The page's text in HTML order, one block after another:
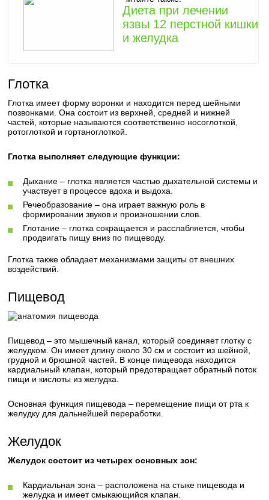
Диета при лечении
язвы 12 перстной кишки
и желудка
Глотка
Глотка имеет форму воронки и находится перед шейными
позвонками. Она состоит из верхней, средней и нижней
частей, которые называются соответственно носоглоткой,
ротоглоткой и гортаноглоткой.
Глотка выполняет следующие функции:
Дыхание – глотка является частью дыхательной системы и
участвует в процессе вдоха и выдоха.
Речеобразование – она играет важную роль в
формировании звуков и произношении слов.
Глотание – глотка сокращается и расслабляется, чтобы
продвигать пищу вниз по пищеводу.
Глотка также обладает механизмами защиты от внешних
воздействий.
Пищевод
Пищевод – это мышечный канал, который соединяет глотку с
желудком. Он имеет длину около 30 см и состоит из шейной,
грудной и брюшной частей. В конце пищевода находится
кардиальный клапан, который предотвращает обратный поток
пищи и кислоты из желудка.
Основная функция пищевода – перемещение пищи от рта к
желудку для дальнейшей переработки.
Желудок
Желудок состоит из четырех основных зон:
Кардиальная зона – расположена на стыке пищевода и
желудка и имеет смыкающийся клапан.